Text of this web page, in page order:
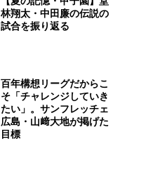
林翔太・中田廉の伝説の
試合を振り返る
百年構想リーグだからこ
そ「チャレンジしていき
たい」。サンフレッチェ
広島・山﨑大地が掲げた
目標